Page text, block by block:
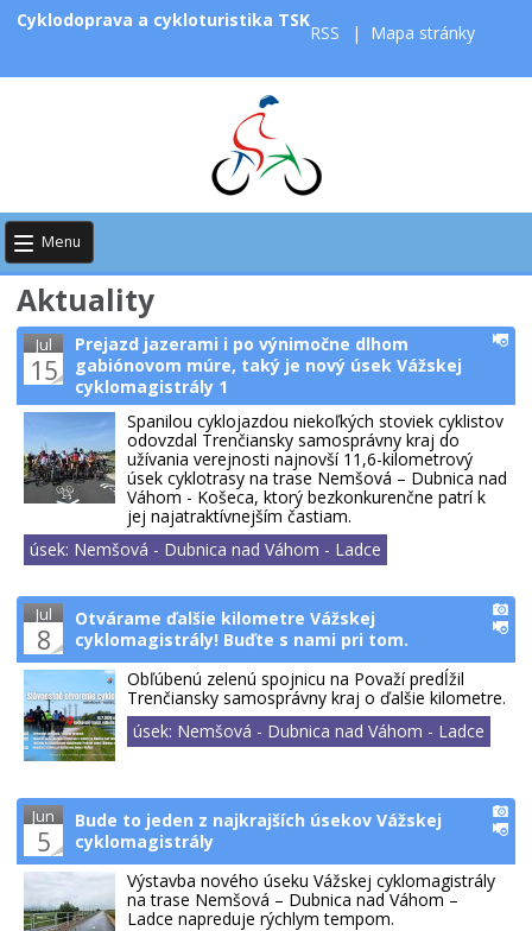
Cyklodoprava a cykloturistika TSK
RSS | Mapa stránky
Menu
Aktuality
Jul
15
Prejazd jazerami i po výnimočne dlhom
gabiónovom múre, taký je nový úsek Vážskej
cyklomagistrály 1
Spanilou cyklojazdou niekoľkých stoviek cyklistov
odovzdal Trenčiansky samosprávny kraj do
užívania verejnosti najnovší 11,6-kilometrový
úsek cyklotrasy na trase Nemšová – Dubnica nad
Váhom - Košeca, ktorý bezkonkurenčne patrí k
jej najatraktívnejším častiam.
úsek: Nemšová - Dubnica nad Váhom - Ladce
Jul
8
Otvárame ďalšie kilometre Vážskej
cyklomagistrály! Buďte s nami pri tom.
Obľúbenú zelenú spojnicu na Považí predĺžil
Trenčiansky samosprávny kraj o ďalšie kilometre.
úsek: Nemšová - Dubnica nad Váhom - Ladce
Jun
5
Bude to jeden z najkrajších úsekov Vážskej
cyklomagistrály
Výstavba nového úseku Vážskej cyklomagistrály
na trase Nemšová – Dubnica nad Váhom –
Ladce napreduje rýchlym tempom.